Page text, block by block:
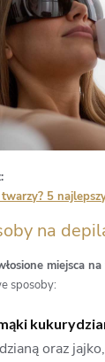
5
na
miejsca
sposoby:
oraz